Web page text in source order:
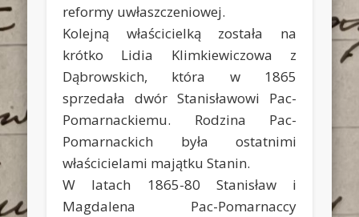
reformy uwłaszczeniowej.
Kolejną właścicielką została na
krótko Lidia Klimkiewiczowa z
Dąbrowskich, która w 1865
sprzedała dwór Stanisławowi Pac-
Pomarnackiemu. Rodzina Pac-
Pomarnackich była ostatnimi
właścicielami majątku Stanin.
W latach 1865-80 Stanisław i
Magdalena Pac-Pomarnaccy